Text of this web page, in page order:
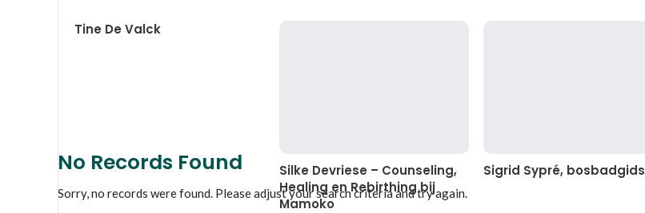
No Records Found
Sorry, no records were found. Please adjust your search criteria and try again.
Tine De Valck
Silke Devriese – Counseling,
Healing en Rebirthing bij
Mamoko
Sigrid Sypré, bosbadgids